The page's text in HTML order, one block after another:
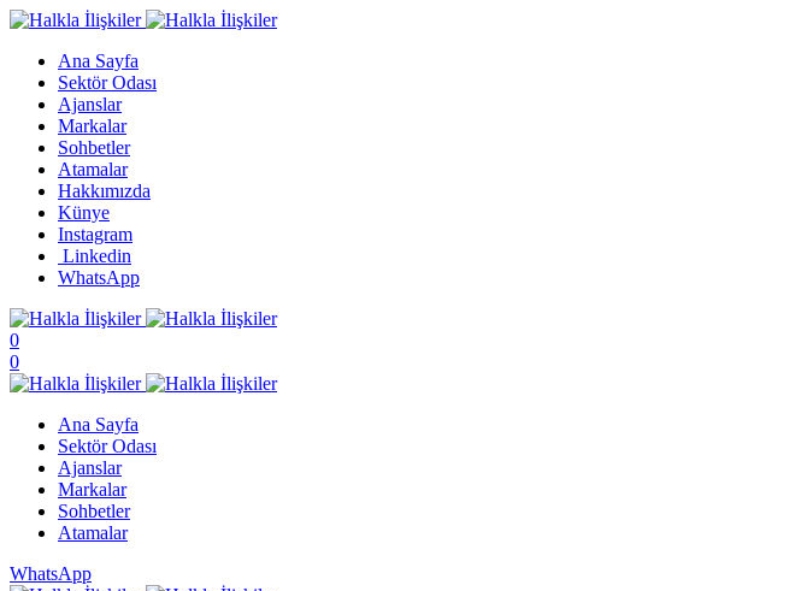
Ana Sayfa
Sektör Odası
Ajanslar
Markalar
Sohbetler
Atamalar
Hakkımızda
Künye
Instagram
Linkedin
WhatsApp
0
0
Ana Sayfa
Sektör Odası
Ajanslar
Markalar
Sohbetler
Atamalar
WhatsApp